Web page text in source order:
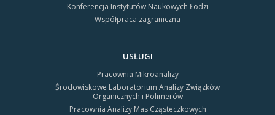
Konferencja Instytutów Naukowych Łodzi
Współpraca zagraniczna
USŁUGI
Pracownia Mikroanalizy
Środowiskowe Laboratorium Analizy Związków
Organicznych i Polimerów
Pracownia Analizy Mas Cząsteczkowych